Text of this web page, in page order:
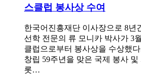
스클럽 봉사상 수여
한국어진흥재단 이사장으로 8년
선학 전문의 류 모니카 박사가 3
클럽으로부터 봉사상을 수상했
창립 59주년을 맞은 국제 봉사 및
롯…